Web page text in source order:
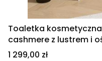
Toaletka
cashmere z lustrem i
Cena
1 299,00 zł